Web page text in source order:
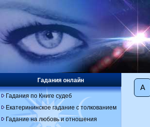
А
Гадания онлайн
Гадания по Книге судеб
Екатерининское гадание с толкованием
Гадание на любовь и отношения